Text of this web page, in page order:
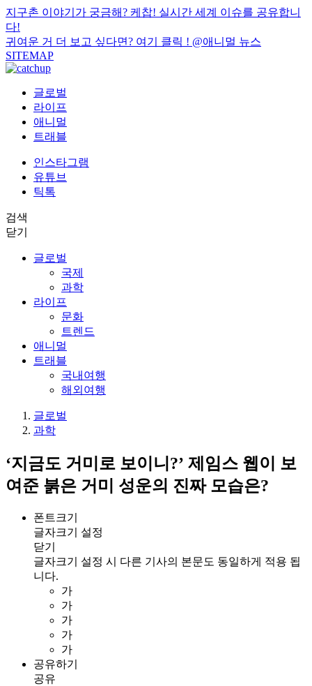
지구촌 이야기가 궁금해? 케찹! 실시간 세계 이슈를 공유합니
다!
귀여운 거 더 보고 싶다면? 여기 클릭 ! @애니멀 뉴스
SITEMAP
글로벌
라이프
애니멀
트래블
인스타그램
유튜브
틱톡
검색
닫기
글로벌
국제
과학
라이프
문화
트렌드
애니멀
트래블
국내여행
해외여행
글로벌
과학
‘지금도 거미로 보이니?’ 제임스 웹이 보
여준 붉은 거미 성운의 진짜 모습은?
폰트크기
글자크기 설정
닫기
글자크기 설정 시 다른 기사의 본문도 동일하게 적용 됩
니다.
가
가
가
가
가
공유하기
공유